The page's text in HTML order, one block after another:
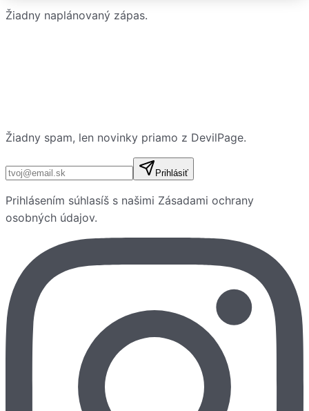
Žiadny naplánovaný zápas.
Žiadny spam, len novinky priamo z DevilPage.
E-mailová adresa
Prihlásiť
Prihlásením súhlasíš s našimi Zásadami ochrany
osobných údajov.